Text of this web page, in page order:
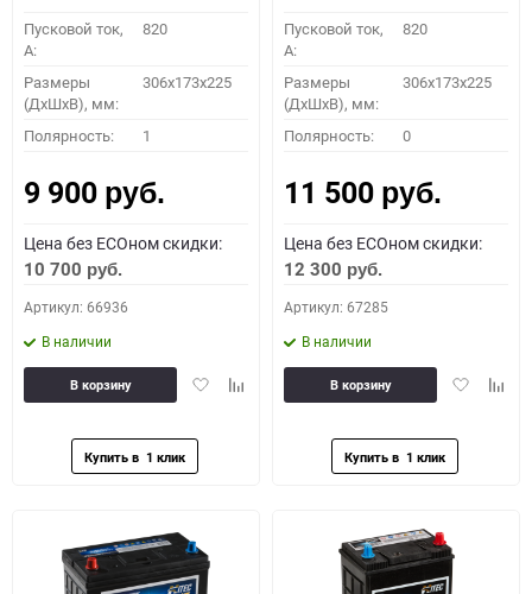
Пусковой ток,
A:
820
Размеры
(ДхШхВ), мм:
306x173x225
Полярность: 1
9 900 руб.
Цена без ECOном скидки:
10 700 руб.
Артикул: 66936
В наличии
ДобавитьДобавить
В корзину
Пусковой ток,
A:
820
Размеры
(ДхШхВ), мм:
306x173x225
Полярность: 0
11 500 руб.
Цена без ECOном скидки:
12 300 руб.
Артикул: 67285
В наличии
Добавить
В корзину